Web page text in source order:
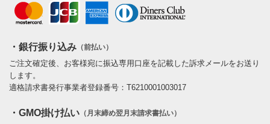
・銀行振り込み （前払い）
ご注文確定後、お客様宛に振込専用口座を記載した訴求メールをお送り
します。
適格請求書発行事業者登録番号：T6210001003017
・GMO掛け払い （月末締め翌月末請求書払い）